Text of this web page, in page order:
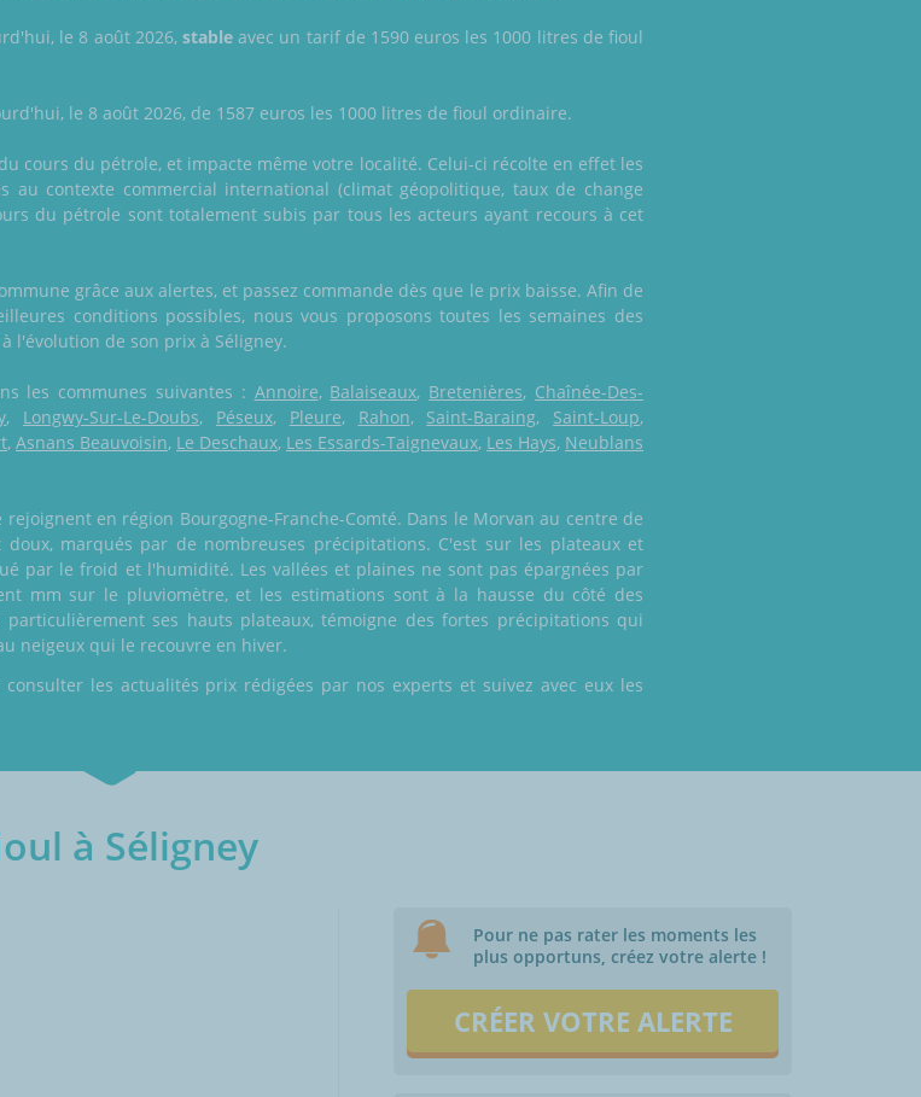
le 8 août 2026, stableavec un tarif de 1590 euros les 1000 litres de fioul
le 8 août 2026, de 1587 euros les 1000 litres de fioul ordinaire.
cours du pétrole, et impacte même votre localité. Celui-ci récolte en effet les
au contexte commercial international (climat géopolitique, taux de change
du pétrole sont totalement subis par tous les acteurs ayant recours à cet
grâce aux alertes, et passez commande dès que le prix baisse. Afin de
conditions possibles, nous vous proposons toutes les semaines des
l'évolution de son prix à Séligney.
les communes suivantes : Annoire, Balaiseaux, Bretenières, Chaînée-Des-
, Longwy-Sur-Le-Doubs, Péseux, Pleure, Rahon, Saint-Baraing, Saint-Loup,
, Asnans Beauvoisin, Le Deschaux, Les Essards-Taignevaux, Les Hays, Neublans
en région Bourgogne-Franche-Comté. Dans le Morvan au centre de
marqués par de nombreuses précipitations. C'est sur les plateaux et
par le froid et l'humidité. Les vallées et plaines ne sont pas épargnées par
mm sur le pluviomètre, et les estimations sont à la hausse du côté des
ses hauts plateaux, témoigne des fortes précipitations qui
neigeux qui le recouvre en hiver.
les actualités prix rédigées par nos experts et suivez avec eux les
à Séligney
Pour ne pas rater les moments les
plus opportuns, créez votre alerte !
CRÉER VOTRE ALERTE